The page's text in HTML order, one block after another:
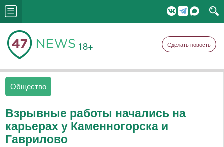
18+ Сделать новость
Общество
Взрывные работы начались на
карьерах у Каменногорска и
Гаврилово